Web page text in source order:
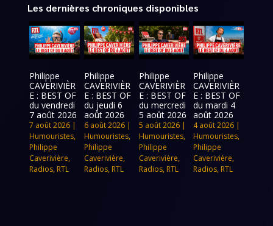
Les dernières chroniques disponibles
Philippe
CAVERIVIÈR
E : BEST OF
du vendredi
7 août 2026
7 août 2026 |
Humouristes,
Philippe
Caverivière,
Radios, RTL
Philippe
CAVERIVIÈR
E : BEST OF
du jeudi 6
août 2026
6 août 2026|
Humouristes,
Philippe
Caverivière,
Radios, RTL
Philippe
CAVERIVIÈR
E : BEST OF
du mercredi
5 août 2026
5 août 2026|
Humouristes,
Philippe
Caverivière,
Radios, RTL
Philippe
CAVERIVIÈR
E : BEST OF
du mardi 4
août 2026
4 août 2026 |
Humouristes,
Philippe
Caverivière,
Radios, RTL